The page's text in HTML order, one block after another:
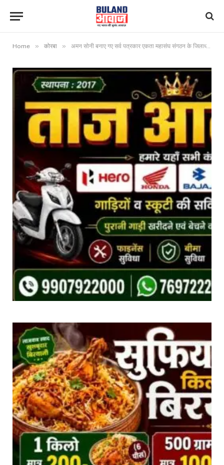
Home » कोरबा » अमन सोनी बनाए गए सर्व पत्रकार एकता महासंघ संगठन के जिलाध्यक्ष, जांजगीर-चांपा जिले की मिली जिम्मेदारी।